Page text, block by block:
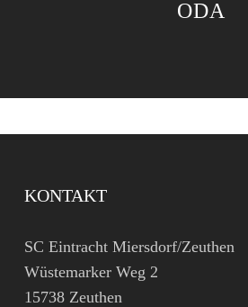
ODA
KONTAKT
SC Eintracht Miersdorf/Zeuthen
Wüstemarker Weg 2
15738 Zeuthen